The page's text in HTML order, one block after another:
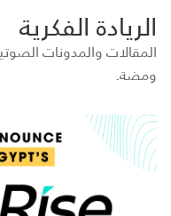
الريادة الفكرية
المقالات والمدونات
ومضة.